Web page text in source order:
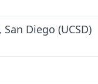
Diego (UCSD)